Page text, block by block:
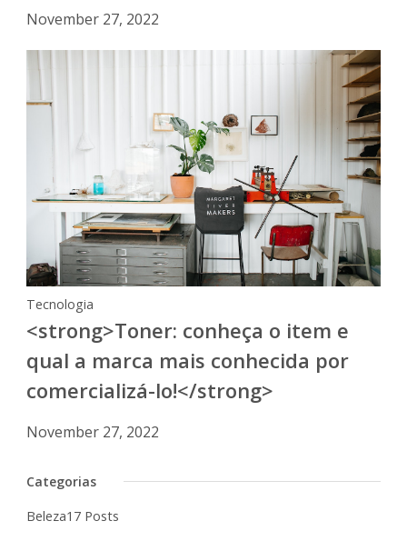
November 27, 2022
Tecnologia
<strong>Toner: conheça o item e
qual a marca mais conhecida por
comercializá-lo!</strong>
November 27, 2022
Categorias
Beleza17 Posts